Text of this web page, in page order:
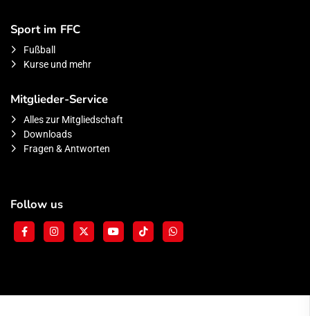
Sport im FFC
Fußball
Kurse und mehr
Mitglieder-Service
Alles zur Mitgliedschaft
Downloads
Fragen & Antworten
Follow us